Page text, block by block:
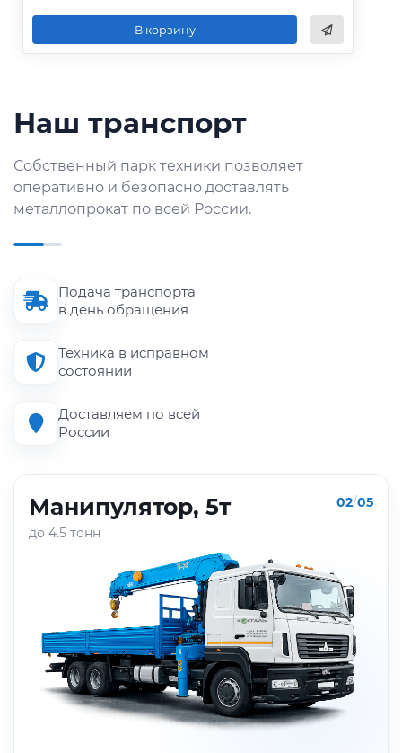
В корзину
Наш транспорт
Собственный парк техники позволяет
оперативно и безопасно доставлять
металлопрокат по всей России.
Подача транспорта
в день обращения
Техника в исправном
состоянии
Доставляем по всей
России
Манипулятор, 5т
до 4.5 тонн
02/05